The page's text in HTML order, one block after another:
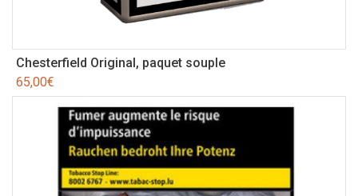
Chesterfield Original, paquet souple
65,00€